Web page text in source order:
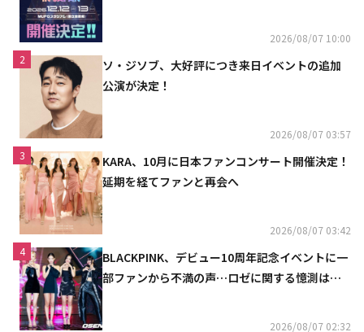
2026/08/07 10:00
2
ソ・ジソブ、大好評につき来日イベントの追加
公演が決定！
2026/08/07 03:57
3
KARA、10月に日本ファンコンサート開催決定！
延期を経てファンと再会へ
2026/08/07 03:42
4
BLACKPINK、デビュー10周年記念イベントに一
部ファンから不満の声…ロゼに関する憶測は否
2026/08/07 02:32